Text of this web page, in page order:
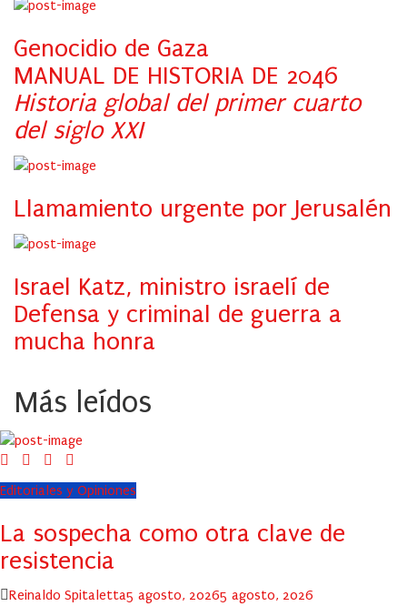
Genocidio de Gaza
MANUAL DE HISTORIA DE 2046
Historia global del primer cuarto
del siglo XXI
Llamamiento urgente por Jerusalén
Israel Katz, ministro israelí de
Defensa y criminal de guerra a
mucha honra
Más leídos
Editoriales y Opiniones
La sospecha como otra clave de
resistencia
Author
Reinaldo SpitalettaPosted
5 agosto, 20265 agosto, 2026